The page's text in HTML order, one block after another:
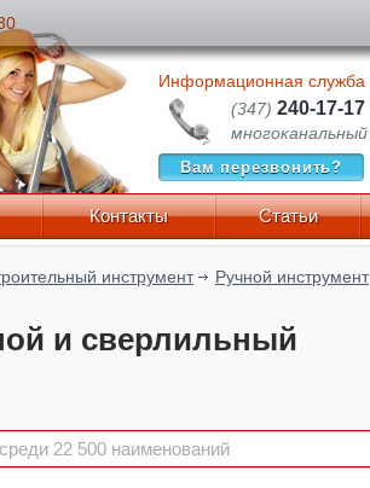
Информационная служба
(347) 240-17-17
многоканальный
Вам перезвонить?
Контакты Статьи
инструмент Ручной инструмент
и сверлильный